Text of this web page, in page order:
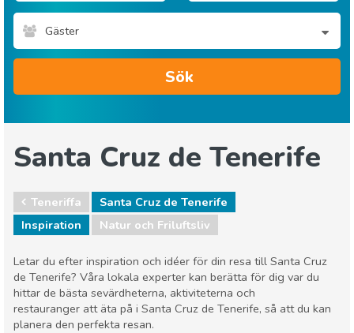
Gäster
Sök
Santa Cruz de Tenerife
Teneriffa
Santa Cruz de Tenerife
Inspiration
Natur och Friluftsliv
Letar du efter inspiration och idéer för din resa till Santa Cruz
de Tenerife? Våra lokala experter kan berätta för dig var du
hittar de bästa sevärdheterna, aktiviteterna och
restauranger att äta på i Santa Cruz de Tenerife, så att du kan
planera den perfekta resan.